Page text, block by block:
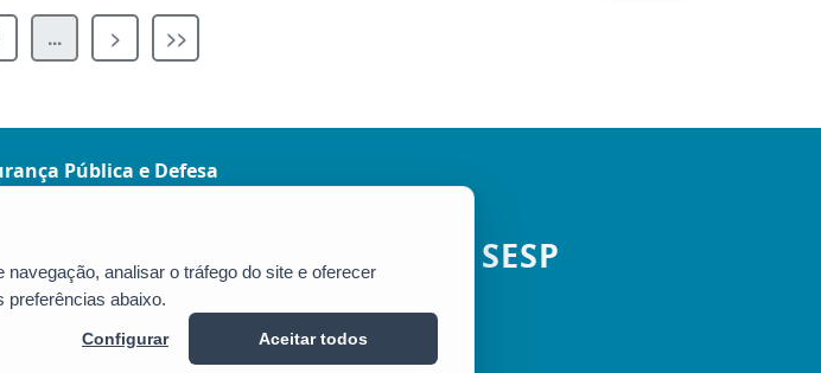
... > >>
Pública e Defesa
Ferreira
- Vitória / ES
1500/9924
SESP
analisar o tráfego do site e oferecer
preferências abaixo.
Configurar Aceitar todos